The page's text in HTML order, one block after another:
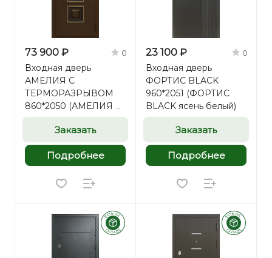
73 900 ₽ 0
Входная дверь
АМЕЛИЯ С
ТЕРМОРАЗРЫВОМ
860*2050 (АМЕЛИЯ С
ТЕРМОРАЗРЫВОМ
винорит орех грецкий)
Заказать
Подробнее
23 100 ₽ 0
Входная дверь
ФОРТИС BLACK
960*2051 (ФОРТИС
BLACK ясень белый)
Заказать
Подробнее